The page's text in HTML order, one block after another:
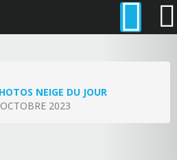
NEIGE DU JOUR
2023